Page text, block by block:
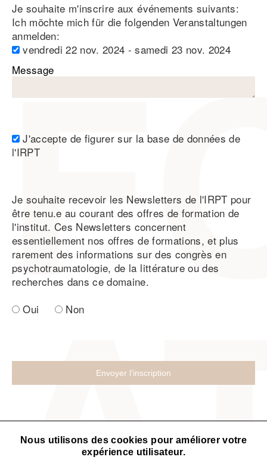
Je souhaite m'inscrire aux événements suivants:
Ich möchte mich für die folgenden Veranstaltungen
anmelden:
vendredi 22 nov. 2024 - samedi 23 nov. 2024
Message
J'accepte de figurer sur la base de données de
l'IRPT
Je souhaite recevoir les Newsletters de l'IRPT pour
être tenu.e au courant des offres de formation de
l'institut. Ces Newsletters concernent
essentiellement nos offres de formations, et plus
rarement des informations sur des congrès en
psychotraumatologie, de la littérature ou des
recherches dans ce domaine.
Oui
Non
Nous utilisons des cookies pour améliorer votre
expérience utilisateur.